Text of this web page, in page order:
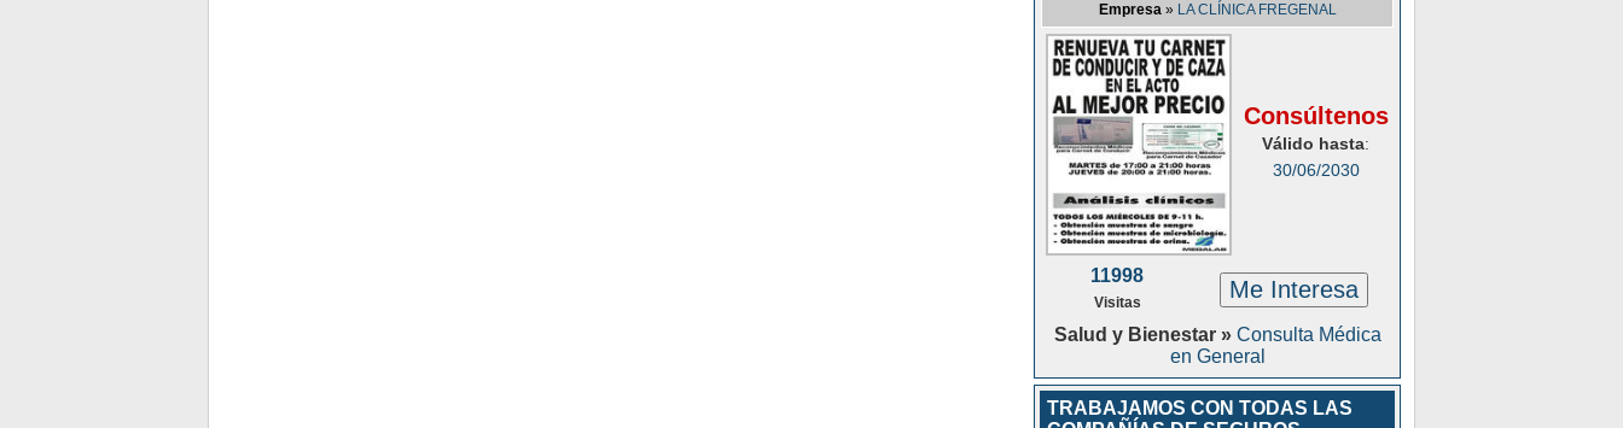
Empresa» LA CLÍNICA FREGENAL
Consúltenos
Válido hasta:
30/06/2030
11998
Visitas Me Interesa
Salud y Bienestar » Consulta Médica
en General
TRABAJAMOS CON TODAS LAS